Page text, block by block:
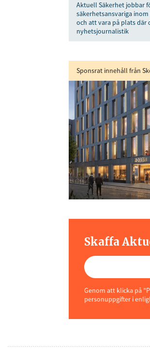
Aktuell Säkerhet jobbar
säkerhetsansvariga
och att vara på plats där
nyhetsjournalistik
Sponsrat innehåll från
Skaffa
Genom att klicka på
personuppgifter i